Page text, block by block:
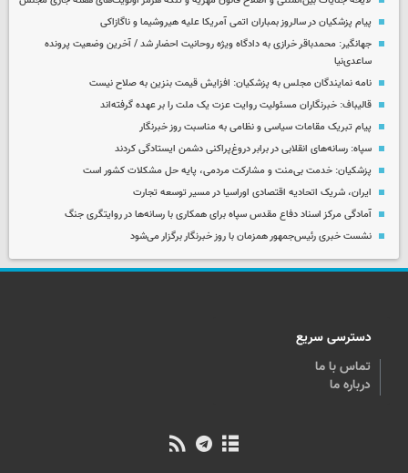
پیام پزشکیان در سالروز بمباران اتمی آمریکا علیه هیروشیما و ناگازاکی
جهانگیر: محمدباقر خرازی به دادگاه ویژه روحانیت احضار شد / آخرین وضعیت پرونده
ساعدی‌نیا
نامه نمایندگان مجلس به پزشکیان: افزایش قیمت بنزین به صلاح نیست
قالیباف: خبرنگاران مسئولیت روایت عزت یک ملت را بر عهده گرفته‌اند
پیام تبریک مقامات سیاسی و نظامی به مناسبت روز خبرنگار
سپاه: رسانه‌های انقلابی در برابر دروغ‌پراکنی دشمن ایستادگی کردند
پزشکیان: خدمت بی‌منت و مشارکت مردمی، پایه حل مشکلات کشور است
ایران، شریک اتحادیه اقتصادی اوراسیا در مسیر توسعه تجارت
آمادگی مرکز اسناد دفاع مقدس سپاه برای همکاری با رسانه‌ها در روایتگری جنگ
نشست خبری رئیس‌جمهور همزمان با روز خبرنگار برگزار می‌شود
دسترسی سریع
تماس با ما
درباره ما